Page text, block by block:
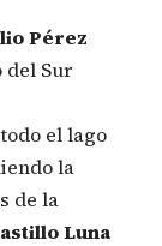
Pérez
Sur
el lago
la
de la
Luna